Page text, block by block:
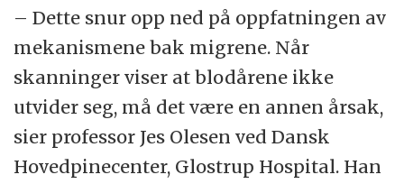
– Dette snur opp ned på oppfatningen av
mekanismene bak migrene. Når
skanninger viser at blodårene ikke
utvider seg, må det være en annen årsak,
sier professor Jes Olesen ved Dansk
Hovedpinecenter, Glostrup Hospital. Han